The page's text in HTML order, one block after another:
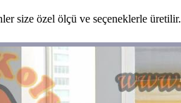
size özel ölçü ve seçeneklerle üretilir.